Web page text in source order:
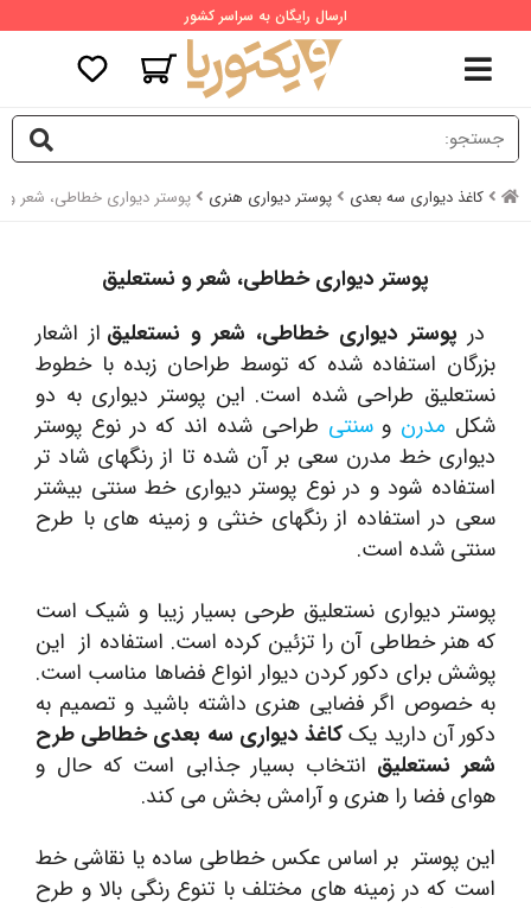
ارسال رایگان به سراسر کشور
کاغذ دیواری سه بعدی پوستر دیواری هنری پوستر دیواری خطاطی، شعر و
پوستر دیواری خطاطی، شعر و نستعلیق
در پوستر دیواری خطاطی، شعر و نستعلیق از اشعار
بزرگان استفاده شده که توسط طراحان زبده با خطوط
نستعلیق طراحی شده است. این پوستر دیواری به دو
شکل مدرن وسنتی طراحی شده اند که در نوع پوستر
دیواری خط مدرن سعی بر آن شده تا از رنگهای شاد تر
استفاده شود و در نوع پوستر دیواری خط سنتی بیشتر
سعی در استفاده از رنگهای خنثی و زمینه های با طرح
سنتی شده است.
پوستر دیواری نستعلیق طرحی بسیار زیبا و شیک است
که هنر خطاطی آن را تزئین کرده است. استفاده از این
پوشش برای دکور کردن دیوار انواع فضاها مناسب است.
به خصوص اگر فضایی هنری داشته باشید و تصمیم به
دکور آن دارید یککاغذ دیواری سه بعدی خطاطی طرح
شعر نستعلیق انتخاب بسیار جذابی است که حال و
هوای فضا را هنری و آرامش بخش می کند.
این پوستر بر اساس عکس خطاطی ساده یا نقاشی خط
است که در زمینه های مختلف با تنوع رنگی بالا و طرح